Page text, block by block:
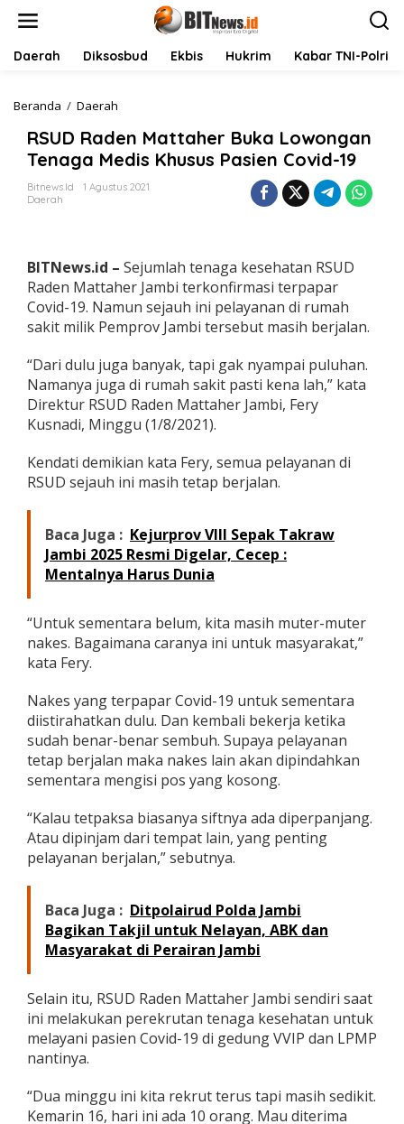
Daerah Diksosbud Ekbis Hukrim Kabar TNI-Polri
Beranda / Daerah
U
D
R
a
a
t
t
a
h
r
B
u
k
a
o
w
g
a
n
T
a
g
d
i
s
K
u
u
s
P
a
e
n
C
i
d
-
1
RSUD Raden Mattaher Buka Lowongan
Tenaga Medis Khusus Pasien Covid-19
Bitnews.id
1 Agustus 2021
Daerah
BITNews.id – Sejumlah tenaga kesehatan RSUD
Raden Mattaher Jambi terkonfirmasi terpapar
Covid-19. Namun sejauh ini pelayanan di rumah
sakit milik Pemprov Jambi tersebut masih berjalan.
“Dari dulu juga banyak, tapi gak nyampai puluhan.
Namanya juga di rumah sakit pasti kena lah,” kata
Direktur RSUD Raden Mattaher Jambi, Fery
Kusnadi, Minggu (1/8/2021).
Kendati demikian kata Fery, semua pelayanan di
RSUD sejauh ini masih tetap berjalan.
Baca Juga : Kejurprov VIII Sepak Takraw
Jambi 2025 Resmi Digelar, Cecep :
Mentalnya Harus Dunia
“Untuk sementara belum, kita masih muter-muter
nakes. Bagaimana caranya ini untuk masyarakat,”
kata Fery.
Nakes yang terpapar Covid-19 untuk sementara
diistirahatkan dulu. Dan kembali bekerja ketika
sudah benar-benar sembuh. Supaya pelayanan
tetap berjalan maka nakes lain akan dipindahkan
sementara mengisi pos yang kosong.
“Kalau tetpaksa biasanya siftnya ada diperpanjang.
Atau dipinjam dari tempat lain, yang penting
pelayanan berjalan,” sebutnya.
Baca Juga : Ditpolairud Polda Jambi
Bagikan Takjil untuk Nelayan, ABK dan
Masyarakat di Perairan Jambi
Selain itu, RSUD Raden Mattaher Jambi sendiri saat
ini melakukan perekrutan tenaga kesehatan untuk
melayani pasien Covid-19 di gedung VVIP dan LPMP
nantinya.
“Dua minggu ini kita rekrut terus tapi masih sedikit.
Kemarin 16, hari ini ada 10 orang. Mau diterima